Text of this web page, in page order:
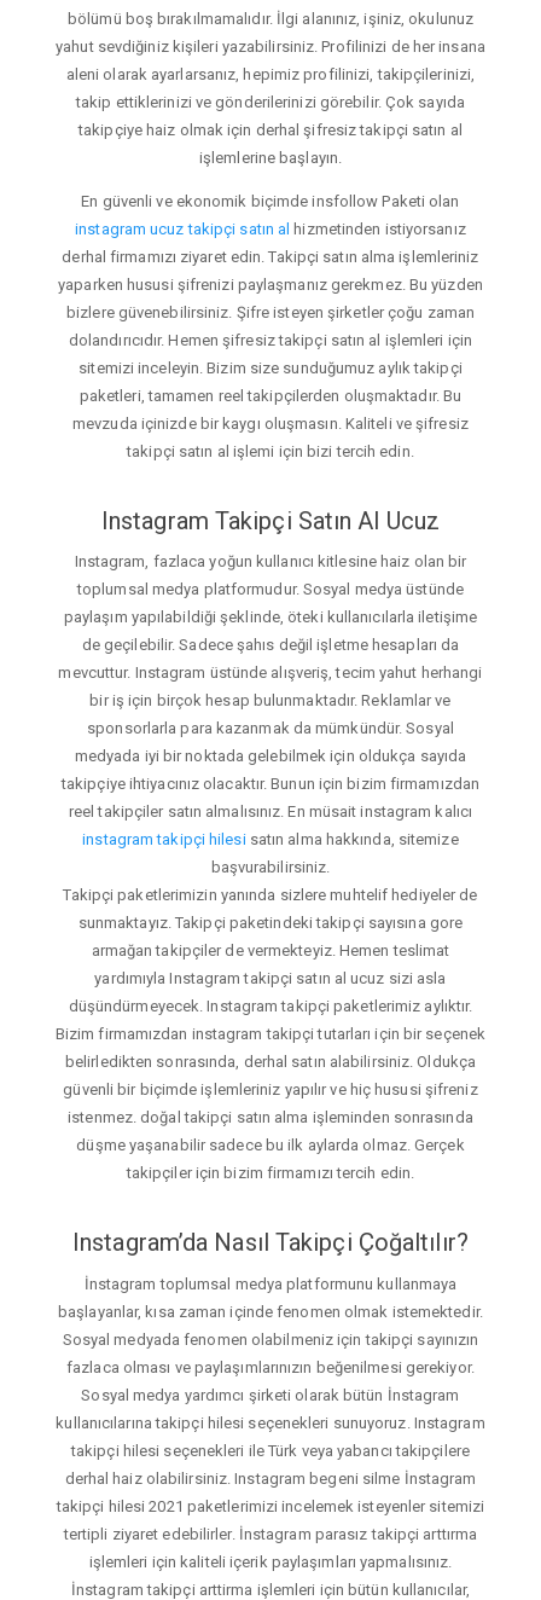
bölümü boş bırakılmamalıdır. İlgi alanınız, işiniz, okulunuz
yahut sevdiğiniz kişileri yazabilirsiniz. Profilinizi de her insana
aleni olarak ayarlarsanız, hepimiz profilinizi, takipçilerinizi,
takip ettiklerinizi ve gönderilerinizi görebilir. Çok sayıda
takipçiye haiz olmak için derhal şifresiz takipçi satın al
işlemlerine başlayın.
En güvenli ve ekonomik biçimde insfollow Paketi olan
instagram ucuz takipçi satın al hizmetinden istiyorsanız
derhal firmamızı ziyaret edin. Takipçi satın alma işlemleriniz
yaparken hususi şifrenizi paylaşmanız gerekmez. Bu yüzden
bizlere güvenebilirsiniz. Şifre isteyen şirketler çoğu zaman
dolandırıcıdır. Hemen şifresiz takipçi satın al işlemleri için
sitemizi inceleyin. Bizim size sunduğumuz aylık takipçi
paketleri, tamamen reel takipçilerden oluşmaktadır. Bu
mevzuda içinizde bir kaygı oluşmasın. Kaliteli ve şifresiz
takipçi satın al işlemi için bizi tercih edin.
Instagram Takipçi Satın Al Ucuz
Instagram, fazlaca yoğun kullanıcı kitlesine haiz olan bir
toplumsal medya platformudur. Sosyal medya üstünde
paylaşım yapılabildiği şeklinde, öteki kullanıcılarla iletişime
de geçilebilir. Sadece şahıs değil işletme hesapları da
mevcuttur. Instagram üstünde alışveriş, tecim yahut herhangi
bir iş için birçok hesap bulunmaktadır. Reklamlar ve
sponsorlarla para kazanmak da mümkündür. Sosyal
medyada iyi bir noktada gelebilmek için oldukça sayıda
takipçiye ihtiyacınız olacaktır. Bunun için bizim firmamızdan
reel takipçiler satın almalısınız. En müsait instagram kalıcı
instagram takipçi hilesisatın alma hakkında, sitemize
başvurabilirsiniz.
Takipçi paketlerimizin yanında sizlere muhtelif hediyeler de
sunmaktayız. Takipçi paketindeki takipçi sayısına gore
armağan takipçiler de vermekteyiz. Hemen teslimat
yardımıyla Instagram takipçi satın al ucuz sizi asla
düşündürmeyecek. Instagram takipçi paketlerimiz aylıktır.
Bizim firmamızdan instagram takipçi tutarları için bir seçenek
belirledikten sonrasında, derhal satın alabilirsiniz. Oldukça
güvenli bir biçimde işlemleriniz yapılır ve hiç hususi şifreniz
istenmez. doğal takipçi satın alma işleminden sonrasında
düşme yaşanabilir sadece bu ilk aylarda olmaz. Gerçek
takipçiler için bizim firmamızı tercih edin.
Instagram’da Nasıl Takipçi Çoğaltılır?
İnstagram toplumsal medya platformunu kullanmaya
başlayanlar, kısa zaman içinde fenomen olmak istemektedir.
Sosyal medyada fenomen olabilmeniz için takipçi sayınızın
fazlaca olması ve paylaşımlarınızın beğenilmesi gerekiyor.
Sosyal medya yardımcı şirketi olarak bütün İnstagram
kullanıcılarına takipçi hilesi seçenekleri sunuyoruz. Instagram
takipçi hilesi seçenekleri ile Türk veya yabancı takipçilere
derhal haiz olabilirsiniz. Instagram begeni silme İnstagram
takipçi hilesi 2021 paketlerimizi incelemek isteyenler sitemizi
tertipli ziyaret edebilirler. İnstagram parasız takipçi arttırma
işlemleri için kaliteli içerik paylaşımları yapmalısınız.
İnstagram takipçi arttirma işlemleri için bütün kullanıcılar,